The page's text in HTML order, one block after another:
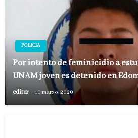
POLICIA
Por intento de feminicidio a
UNAM joven es detenido en
editor 10 marzo, 2020